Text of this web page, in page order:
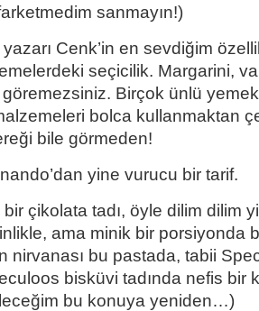
sanmayın!)
Cenk’in en sevdiğim
seçicilik. Margarini,
Birçok ünlü yemek
bolca kullanmaktan
bile görmeden!
yine vurucu bir tarif.
çikolata tadı, öyle dilim dilim
ama minik bir porsiyonda
nirvanası bu pastada, tabii
bisküvi tadında nefis bir
bu konuya yeniden…)